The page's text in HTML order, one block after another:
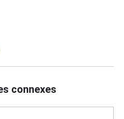
connexes